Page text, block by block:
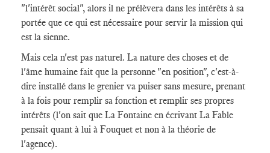
"l'intérêt social", alors il ne prélèvera dans les intérêts à sa
portée que ce qui est nécessaire pour servir la mission qui
est la sienne.
Mais cela n'est pas naturel. La nature des choses et de
l'âme humaine fait que la personne "en position", c'est-à-
dire installé dans le grenier va puiser sans mesure, prenant
à la fois pour remplir sa fonction et remplir ses propres
intérêts (l'on sait que La Fontaine en écrivant La Fable
pensait quant à lui à Fouquet et non à la théorie de
l'agence).